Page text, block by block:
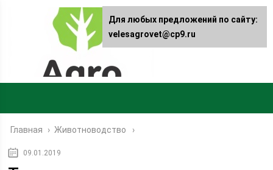
Главная › Животноводство
09.01.2019
Для любых предложений по сайту:
velesagrovet@cp9.ru